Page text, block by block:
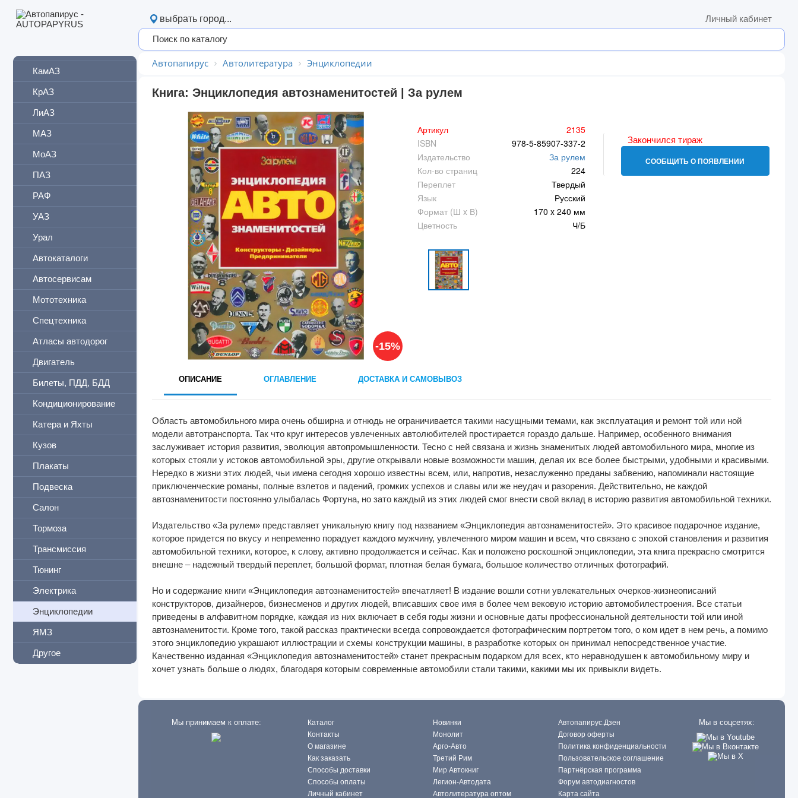
Богдан
КамАЗ
КрАЗ
ЛиАЗ
МАЗ
МоАЗ
ПАЗ
РАФ
УАЗ
Урал
Автокаталоги
Автосервисам
Мототехника
Спецтехника
Атласы автодорог
Двигатель
Билеты, ПДД, БДД
Кондиционирование
Катера и Яхты
Кузов
Плакаты
Подвеска
Салон
Тормоза
Трансмиссия
Тюнинг
Электрика
Энциклопедии
ЯМЗ
Другое
выбрать город... Личный кабинет
Автопапирус Автолитература Энциклопедии
Книга: Энциклопедия автознаменитостей | За рулем
-15%
Артикул
2135
ISBN
978-5-85907-337-2
Издательство
За рулем
Кол-во страниц
224
Переплет
Твердый
Язык
Русский
Формат (Ш x В)
170 x 240 мм
Цветность
Ч/Б
Закончился тираж
СООБЩИТЬ О ПОЯВЛЕНИИ
ОПИСАНИЕ ОГЛАВЛЕНИЕ ДОСТАВКА И САМОВЫВОЗ
Область автомобильного мира очень обширна и отнюдь не ограничивается такими насущными темами, как эксплуатация и ремонт той или ной
модели автотранспорта. Так что круг интересов увлеченных автолюбителей простирается гораздо дальше. Например, особенного внимания
заслуживает история развития, эволюция автопромышленности. Тесно с ней связана и жизнь знаменитых людей автомобильного мира, многие из
которых стояли у истоков автомобильной эры, другие открывали новые возможности машин, делая их все более быстрыми, удобными и красивыми.
Нередко в жизни этих людей, чьи имена сегодня хорошо известны всем, или, напротив, незаслуженно преданы забвению, напоминали настоящие
приключенческие романы, полные взлетов и падений, громких успехов и славы или же неудач и разорения. Действительно, не каждой
автознаменитости постоянно улыбалась Фортуна, но зато каждый из этих людей смог внести свой вклад в историю развития автомобильной техники.
Издательство «За рулем» представляет уникальную книгу под названием «Энциклопедия автознаменитостей». Это красивое подарочное издание,
которое придется по вкусу и непременно порадует каждого мужчину, увлеченного миром машин и всем, что связано с эпохой становления и развития
автомобильной техники, которое, к слову, активно продолжается и сейчас. Как и положено роскошной энциклопедии, эта книга прекрасно смотрится
внешне – надежный твердый переплет, большой формат, плотная белая бумага, большое количество отличных фотографий.
Но и содержание книги «Энциклопедия автознаменитостей» впечатляет! В издание вошли сотни увлекательных очерков-жизнеописаний
конструкторов, дизайнеров, бизнесменов и других людей, вписавших свое имя в более чем вековую историю автомобилестроения. Все статьи
приведены в алфавитном порядке, каждая из них включает в себя годы жизни и основные даты профессиональной деятельности той или иной
автознаменитости. Кроме того, такой рассказ практически всегда сопровождается фотографическим портретом того, о ком идет в нем речь, а помимо
этого энциклопедию украшают иллюстрации и схемы конструкции машины, в разработке которых он принимал непосредственное участие.
Качественно изданная «Энциклопедия автознаменитостей» станет прекрасным подарком для всех, кто неравнодушен к автомобильному миру и
хочет узнать больше о людях, благодаря которым современные автомобили стали такими, какими мы их привыкли видеть.
Мы принимаем к оплате:
Каталог
Контакты
О магазине
Как заказать
Способы доставки
Способы оплаты
Личный кабинет
Новинки
Монолит
Арго-Авто
Третий Рим
Мир Автокниг
Легион-Автодата
Автолитература оптом
Автопапирус.Дзен
Договор оферты
Политика конфиденциальности
Пользовательское соглашение
Партнёрская программа
Форум автодиагностов
Карта сайта
Мы в соцсетях: